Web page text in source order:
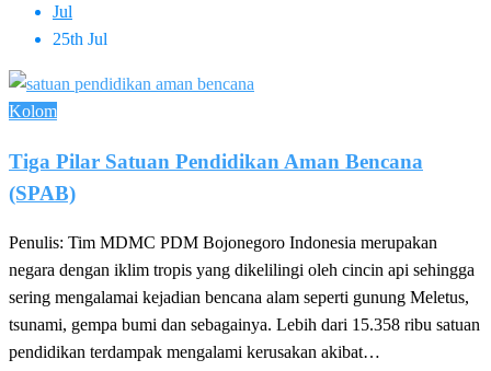
Jul
25th Jul
Kolom
Tiga Pilar Satuan Pendidikan Aman Bencana
(SPAB)
Penulis: Tim MDMC PDM Bojonegoro Indonesia merupakan
negara dengan iklim tropis yang dikelilingi oleh cincin api sehingga
sering mengalamai kejadian bencana alam seperti gunung Meletus,
tsunami, gempa bumi dan sebagainya. Lebih dari 15.358 ribu satuan
pendidikan terdampak mengalami kerusakan akibat…